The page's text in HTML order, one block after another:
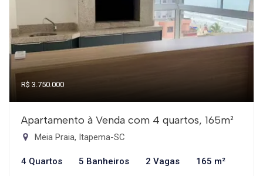
R$ 3.750.000
Apartamento à Venda com 4 quartos, 165m²
Meia Praia, Itapema-SC
4 Quartos 5 Banheiros 2 Vagas 165 m²